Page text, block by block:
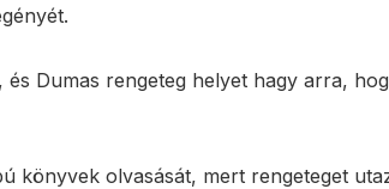
Dumas rengeteg helyet hagy arra,
könyvek olvasását, mert rengeteget